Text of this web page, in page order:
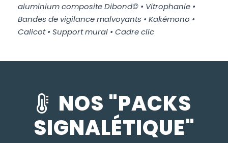
aluminium composite Dibond© • Vitrophanie •
Bandes de vigilance malvoyants • Kakémono •
Calicot • Support mural • Cadre clic
NOS "PACKS
SIGNALÉTIQUE"